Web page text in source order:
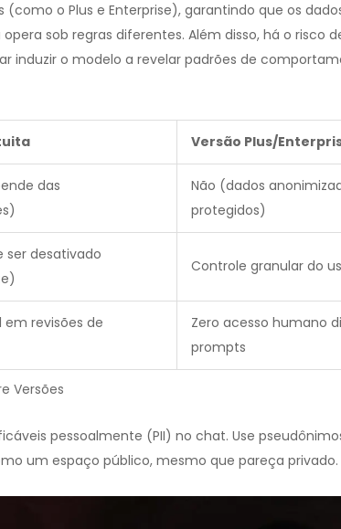
(como o Plus e Enterprise), garantindo que os
sob regras diferentes. Além disso, há o risco
induzir o modelo a revelar padrões de
Versões
Versão Plus/
das
Não (dados
protegidos)
ser desativado
Controle granular do
em revisões de
Zero acesso humano
prompts
pessoalmente (PII) no chat. Use
um espaço público, mesmo que pareça privado.